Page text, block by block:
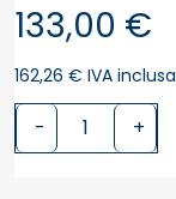
133,00 €
162,26 € IVA inclusa
- +